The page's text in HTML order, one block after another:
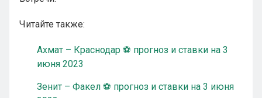
Читайте также:
Ахмат – Краснодар ⚽ прогноз и ставки на 3
июня 2023
Зенит – Факел ⚽ прогноз и ставки на 3 июня